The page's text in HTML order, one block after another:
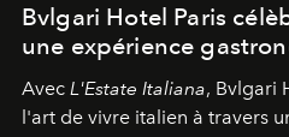
Bvlgari Hotel Paris
une expérience
Avec L'Estate Italiana, Bvlgari
l'art de vivre italien à travers